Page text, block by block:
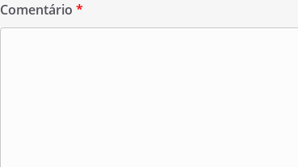
Comentário *